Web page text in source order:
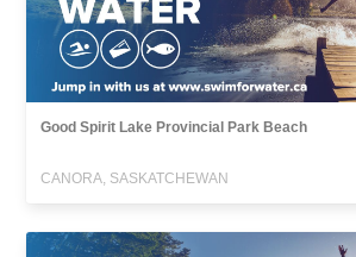
Good Spirit Lake Provincial Park Beach
CANORA, SASKATCHEWAN